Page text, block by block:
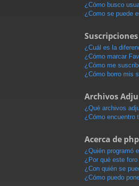
¿Cómo busco
¿Como se puede
¿Cuál es la
¿Cómo marcar
¿Cómo me
¿Cómo borro mis
Archivos
¿Qué archivos
¿Cómo encuentro
Acerca de
¿Quién programó
¿Por qué este
¿Con quién se
¿Cómo puedo